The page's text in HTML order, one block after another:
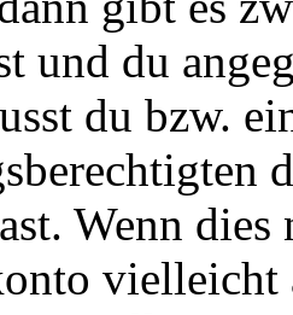
und du
du bzw.
Wenn